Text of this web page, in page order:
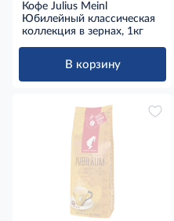
Кофе Julius Meinl
Юбилейный классическая
коллекция в зернах, 1кг
В корзину